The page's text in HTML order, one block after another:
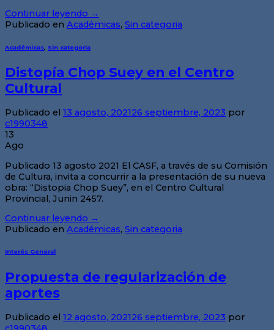
Continuar leyendo →
Publicado en Académicas, Sin categoria
Académicas Sin categoria
Distopía Chop Suey en el Centro
Cultural
Publicado el 13 agosto, 202126 septiembre, 2023 por
c1990348
13
Ago
Publicado 13 agosto 2021 El CASF, a través de su Comisión
de Cultura, invita a concurrir a la presentación de su nueva
obra: “Distopia Chop Suey”, en el Centro Cultural
Provincial, Junin 2457.
Continuar leyendo →
Publicado en Académicas, Sin categoria
Interés General
Propuesta de regularización de
aportes
Publicado el 12 agosto, 202126 septiembre, 2023 por